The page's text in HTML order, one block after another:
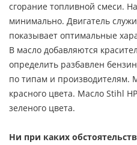
сгорание топливной смеси.
минимально. Двигатель
показывает оптимальные
В масло добавляются
определить разбавлен
по типам и производителям.
красного цвета. Масло Stihl
зеленого цвета.
Ни при каких